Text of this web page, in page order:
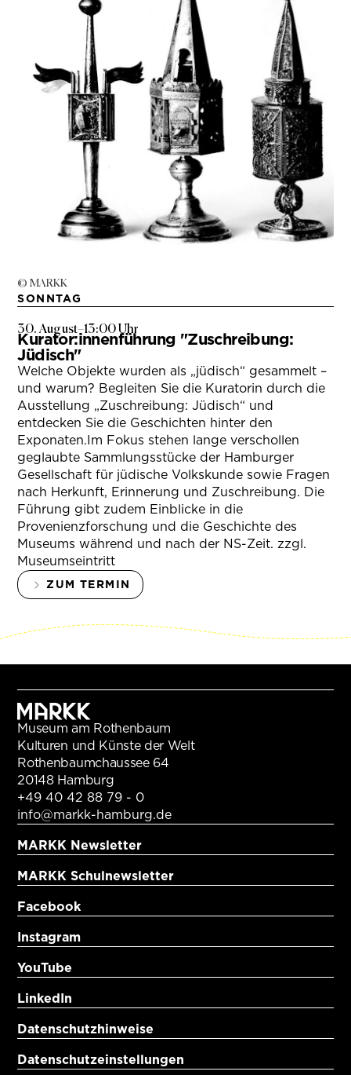
© MARKK
SONNTAG
30. August–13:00 Uhr
Kurator:innenführung "Zuschreibung:
Jüdisch"
Welche Objekte wurden als „jüdisch“ gesammelt –
und warum? Begleiten Sie die Kuratorin durch die
Ausstellung „Zuschreibung: Jüdisch“ und
entdecken Sie die Geschichten hinter den
Exponaten.Im Fokus stehen lange verschollen
geglaubte Sammlungsstücke der Hamburger
Gesellschaft für jüdische Volkskunde sowie Fragen
nach Herkunft, Erinnerung und Zuschreibung. Die
Führung gibt zudem Einblicke in die
Provenienzforschung und die Geschichte des
Museums während und nach der NS-Zeit. zzgl.
Museumseintritt
ZUM TERMIN
Museum am Rothenbaum
Kulturen und Künste der Welt
Rothenbaumchaussee 64
20148 Hamburg
+49 40 42 88 79 - 0
info@markk-hamburg.de
MARKK Newsletter
MARKK Schulnewsletter
Facebook
Instagram
YouTube
LinkedIn
Datenschutzhinweise
Datenschutzeinstellungen